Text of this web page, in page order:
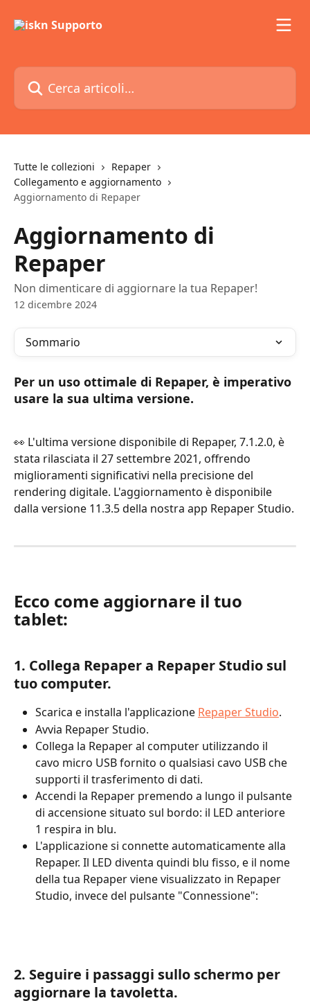
Cerca articoli…
Tutte le collezioni
Repaper
Collegamento e aggiornamento
Aggiornamento di Repaper
Aggiornamento di
Repaper
Non dimenticare di aggiornare la tua Repaper!
12 dicembre 2024
Sommario
Per un uso ottimale di Repaper, è imperativo
usare la sua ultima versione.
👀 L'ultima versione disponibile di Repaper, 7.1.2.0, è
stata rilasciata il 27 settembre 2021, offrendo
miglioramenti significativi nella precisione del
rendering digitale. L'aggiornamento è disponibile
dalla versione 11.3.5 della nostra app Repaper Studio.
Ecco come aggiornare il tuo
tablet:
1. Collega Repaper a Repaper Studio sul
tuo computer.
Scarica e installa l'applicazione Repaper Studio.
Avvia Repaper Studio.
Collega la Repaper al computer utilizzando il
cavo micro USB fornito o qualsiasi cavo USB che
supporti il trasferimento di dati.
Accendi la Repaper premendo a lungo il pulsante
di accensione situato sul bordo: il LED anteriore
1 respira in blu.
L'applicazione si connette automaticamente alla
Repaper. Il LED diventa quindi blu fisso, e il nome
della tua Repaper viene visualizzato in Repaper
Studio, invece del pulsante "Connessione":
2. Seguire i passaggi sullo schermo per
aggiornare la tavoletta.